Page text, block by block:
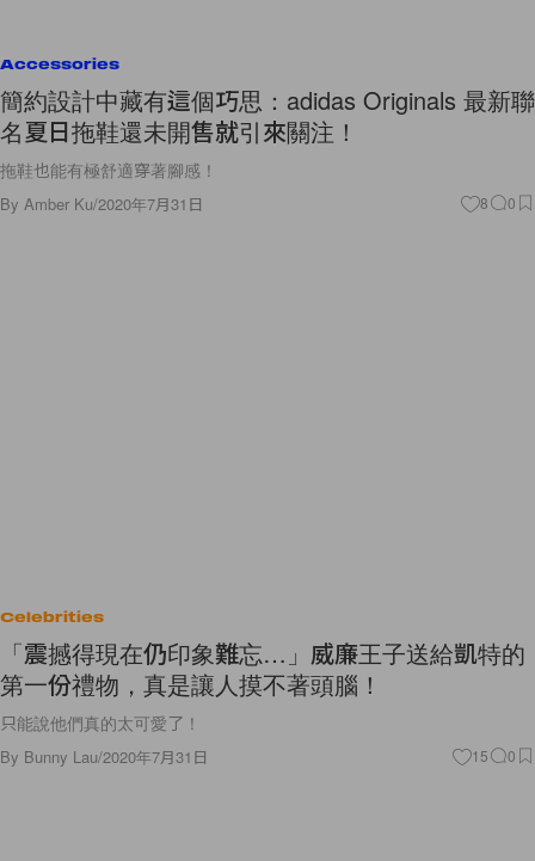
Accessories
簡約設計中藏有這個巧思：adidas Originals 最新聯
名夏日拖鞋還未開售就引來關注！
拖鞋也能有極舒適穿著腳感！
By Amber Ku/2020年7月31日 8 0
Celebrities
「震撼得現在仍印象難忘…」威廉王子送給凱特的
第一份禮物，真是讓人摸不著頭腦！
只能說他們真的太可愛了！
By Bunny Lau/2020年7月31日 15 0